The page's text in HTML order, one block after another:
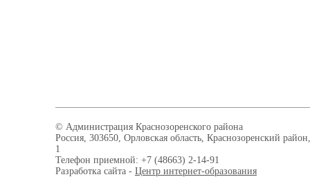
© Администрация Краснозоренского района
Россия, 303650, Орловская область, Краснозоренский
1
Телефон приемной: +7 (48663) 2-14-91
Разработка сайта - Центр интернет-образования